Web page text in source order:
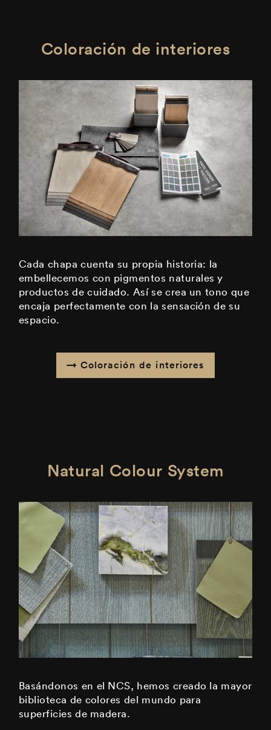
Coloración de interiores
Cada chapa cuenta su propia historia: la
embellecemos con pigmentos naturales y
productos de cuidado. Así se crea un tono que
encaja perfectamente con la sensación de su
espacio.
Coloración de interiores
Natural Colour System
Basándonos en el NCS, hemos creado la mayor
biblioteca de colores del mundo para
superficies de madera.